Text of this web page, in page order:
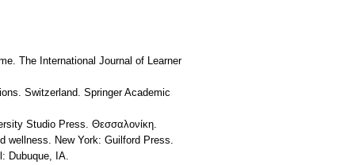
The International Journal of Learner
Switzerland. Springer Academic
Studio Press. Θεσσαλονίκη.
wellness. New York: Guilford Press.
Dubuque, IA.